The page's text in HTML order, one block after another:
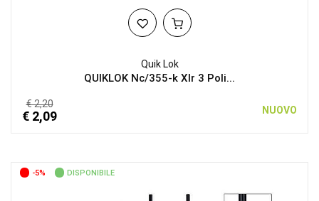
Quik Lok
QUIKLOK Nc/355-k Xlr 3 Poli...
€ 2,20
€ 2,09 NUOVO
-5% DISPONIBILE